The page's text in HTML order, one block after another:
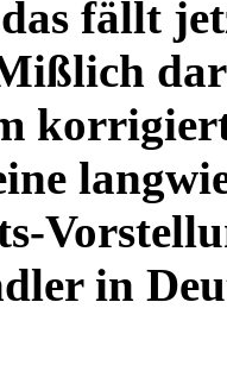
fällt
in